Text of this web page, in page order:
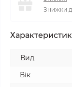
Знижки
Вид
Вік